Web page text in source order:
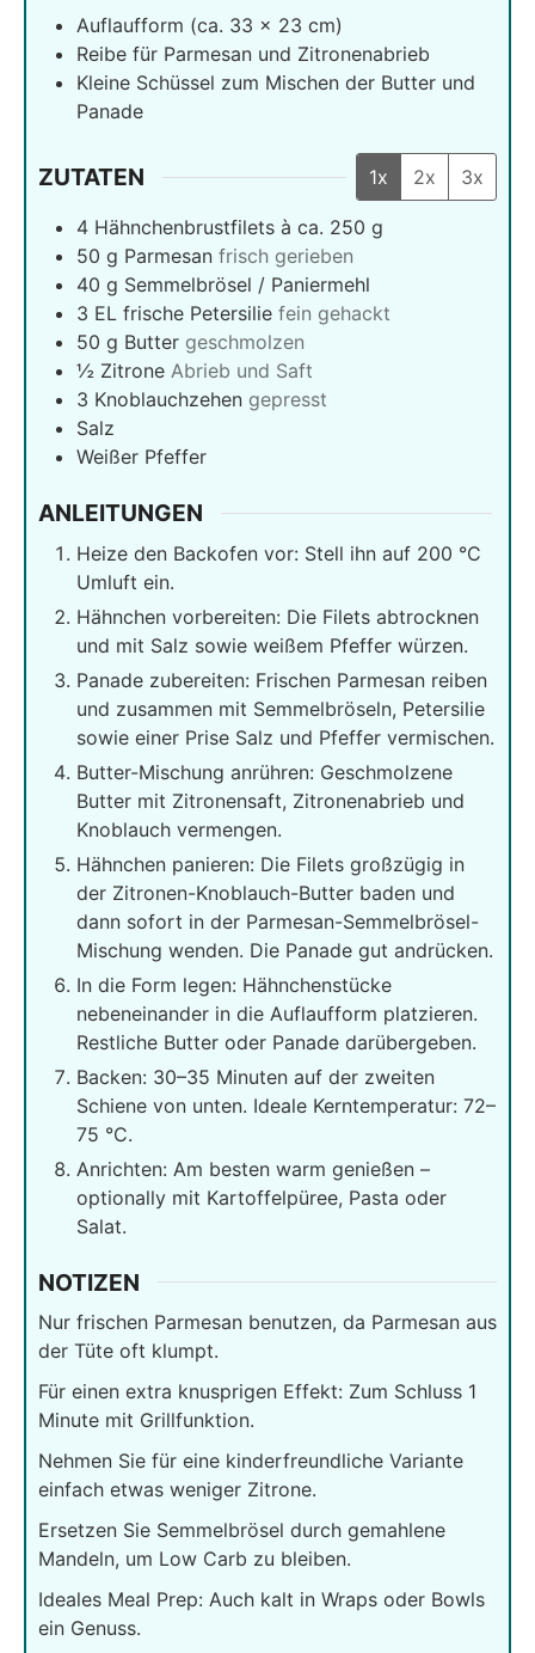
Auflaufform (ca. 33 × 23 cm)
Reibe für Parmesan und Zitronenabrieb
Kleine Schüssel zum Mischen der Butter und
Panade
ZUTATEN 1x 2x 3x
4 Hähnchenbrustfilets à ca. 250 g
50 g Parmesan frisch gerieben
40 g Semmelbrösel / Paniermehl
3 EL frische Petersilie fein gehackt
50 g Butter geschmolzen
½ Zitrone Abrieb und Saft
3 Knoblauchzehen gepresst
Salz
Weißer Pfeffer
ANLEITUNGEN
Heize den Backofen vor: Stell ihn auf 200 °C
Umluft ein.
Hähnchen vorbereiten: Die Filets abtrocknen
und mit Salz sowie weißem Pfeffer würzen.
Panade zubereiten: Frischen Parmesan reiben
und zusammen mit Semmelbröseln, Petersilie
sowie einer Prise Salz und Pfeffer vermischen.
Butter-Mischung anrühren: Geschmolzene
Butter mit Zitronensaft, Zitronenabrieb und
Knoblauch vermengen.
Hähnchen panieren: Die Filets großzügig in
der Zitronen-Knoblauch-Butter baden und
dann sofort in der Parmesan-Semmelbrösel-
Mischung wenden. Die Panade gut andrücken.
In die Form legen: Hähnchenstücke
nebeneinander in die Auflaufform platzieren.
Restliche Butter oder Panade darübergeben.
Backen: 30–35 Minuten auf der zweiten
Schiene von unten. Ideale Kerntemperatur: 72–
75 °C.
Anrichten: Am besten warm genießen –
optionally mit Kartoffelpüree, Pasta oder
Salat.
NOTIZEN
Nur frischen Parmesan benutzen, da Parmesan aus
der Tüte oft klumpt.
Für einen extra knusprigen Effekt: Zum Schluss 1
Minute mit Grillfunktion.
Nehmen Sie für eine kinderfreundliche Variante
einfach etwas weniger Zitrone.
Ersetzen Sie Semmelbrösel durch gemahlene
Mandeln, um Low Carb zu bleiben.
Ideales Meal Prep: Auch kalt in Wraps oder Bowls
ein Genuss.